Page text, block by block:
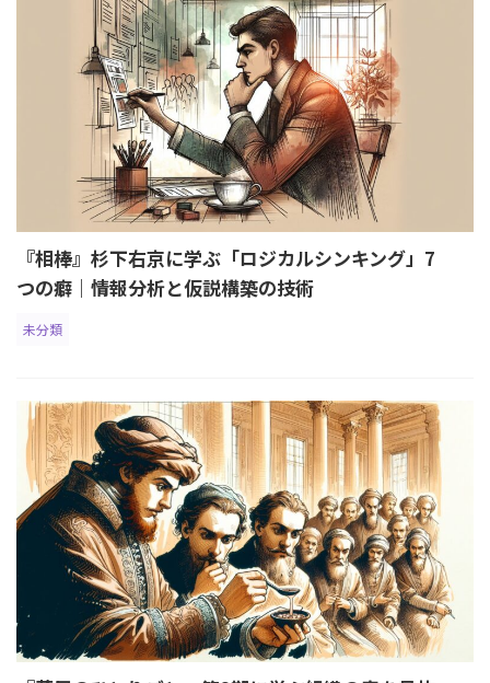
『相棒』杉下右京に学ぶ「ロジカルシンキング」7
つの癖｜情報分析と仮説構築の技術
未分類